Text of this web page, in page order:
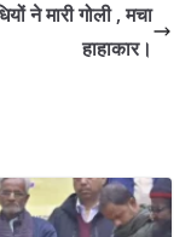
ने मारी गोली ‚ मचा
हाहाकार।